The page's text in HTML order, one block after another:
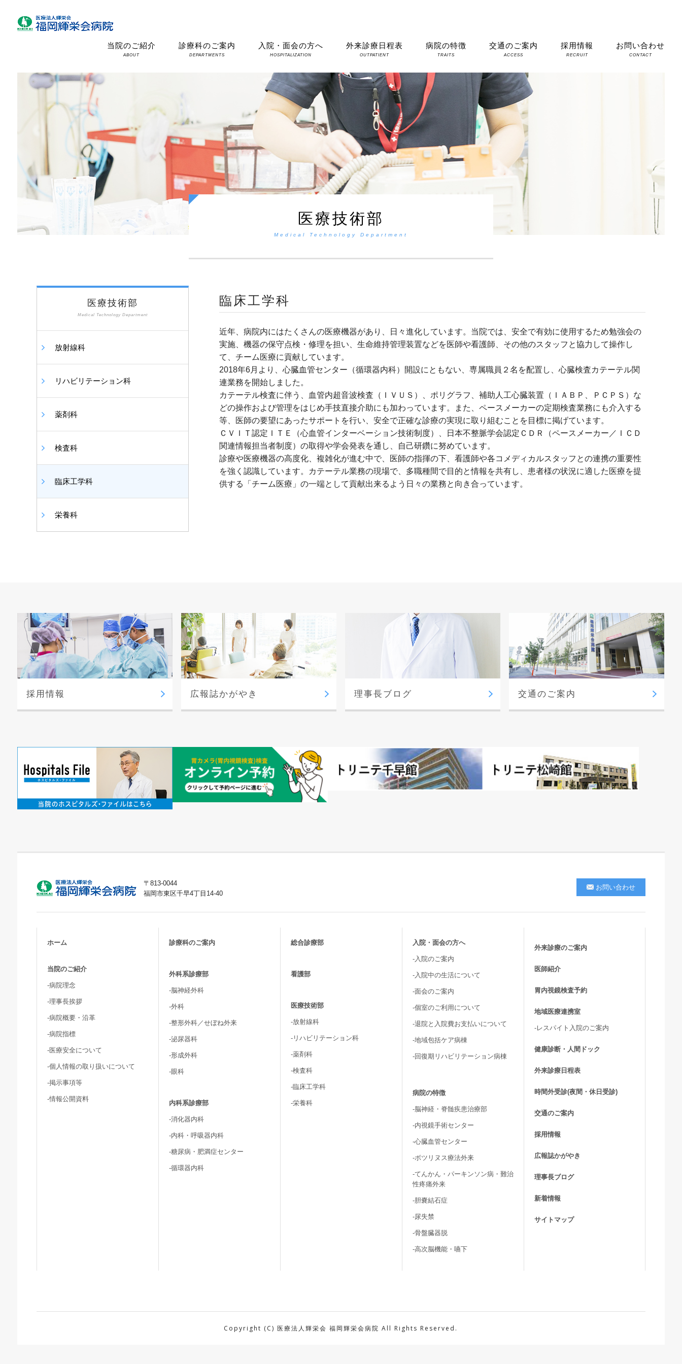
お問い合わせ
CONTACT
採用情報
RECRUIT
交通のご案内
ACCESS
病院の特徴
TRAITS
外来診療日程表
OUTPATIENT
入院・面会の方へ
HOSPITALIZATION
診療科のご案内
DEPARTMENTS
当院のご紹介
ABOUT
医療技術部
Medical Technology Department
臨床工学科
近年、病院内にはたくさんの医療機器があり、日々進化しています。当院では、安全で有効に使用するため勉強会の
実施、機器の保守点検・修理を担い、生命維持管理装置などを医師や看護師、その他のスタッフと協力して操作し
て、チーム医療に貢献しています。
2018年6月より、心臓血管センター（循環器内科）開設にともない、専属職員２名を配置し、心臓検査カテーテル関
連業務を開始しました。
カテーテル検査に伴う、血管内超音波検査（ＩＶＵＳ）、ポリグラフ、補助人工心臓装置（ＩＡＢＰ、ＰＣＰＳ）な
どの操作および管理をはじめ手技直接介助にも加わっています。また、ペースメーカーの定期検査業務にも介入する
等、医師の要望にあったサポートを行い、安全で正確な診療の実現に取り組むことを目標に掲げています。
ＣＶＩＴ認定ＩＴＥ（心血管インターベーション技術制度）、日本不整脈学会認定ＣＤＲ（ペースメーカー／ＩＣＤ
関連情報担当者制度）の取得や学会発表を通し、自己研鑽に努めています。
診療や医療機器の高度化、複雑化が進む中で、医師の指揮の下、看護師や各コメディカルスタッフとの連携の重要性
を強く認識しています。カテーテル業務の現場で、多職種間で目的と情報を共有し、患者様の状況に適した医療を提
供する「チーム医療」の一端として貢献出来るよう日々の業務と向き合っています。
医療技術部
Medical Technology Department
放射線科
リハビリテーション科
薬剤科
検査科
臨床工学科
栄養科
採用情報 広報誌かがやき 理事長ブログ 交通のご案内
〒813-0044
福岡市東区千早4丁目14-40
お問い合わせ
ホーム
当院のご紹介
-病院理念
-理事長挨拶
-病院概要・沿革
-病院指標
-医療安全について
-個人情報の取り扱いについて
-掲示事項等
-情報公開資料
診療科のご案内
外科系診療部
-脳神経外科
-外科
-整形外科／せぼね外来
-泌尿器科
-形成外科
-眼科
内科系診療部
-消化器内科
-内科・呼吸器内科
-糖尿病・肥満症センター
-循環器内科
総合診療部
看護部
医療技術部
-放射線科
-リハビリテーション科
-薬剤科
-検査科
-臨床工学科
-栄養科
入院・面会の方へ
-入院のご案内
-入院中の生活について
-面会のご案内
-個室のご利用について
-退院と入院費お支払いについて
-地域包括ケア病棟
-回復期リハビリテーション病棟
病院の特徴
-脳神経・脊髄疾患治療部
-内視鏡手術センター
-心臓血管センター
-ボツリヌス療法外来
-てんかん・パーキンソン病・難治
性疼痛外来
-胆嚢結石症
-尿失禁
-骨盤臓器脱
-高次脳機能・嚥下
外来診療のご案内
医師紹介
胃内視鏡検査予約
地域医療連携室
-レスパイト入院のご案内
健康診断・人間ドック
外来診療日程表
時間外受診(夜間・休日受診)
交通のご案内
採用情報
広報誌かがやき
理事長ブログ
新着情報
サイトマップ
Copyright (C) 医療法人輝栄会 福岡輝栄会病院 All Rights Reserved.